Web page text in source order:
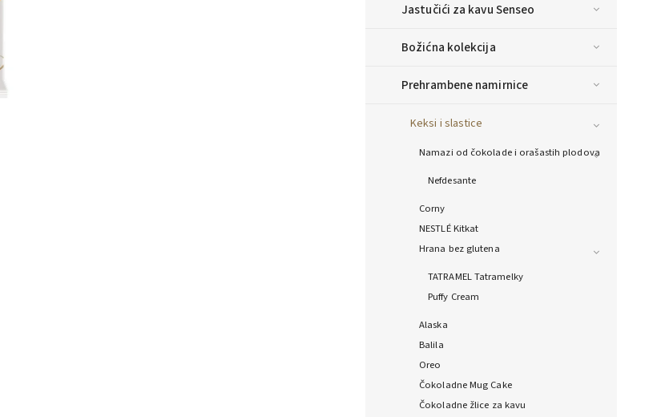
Jastučići za kavu Senseo
Božićna kolekcija
Prehrambene namirnice
Keksi i slastice
Namazi od čokolade i orašastih plodova
Nefdesante
Corny
NESTLÉ Kitkat
Hrana bez glutena
TATRAMEL Tatramelky
Puffy Cream
Alaska
Balila
Oreo
Čokoladne Mug Cake
Čokoladne žlice za kavu